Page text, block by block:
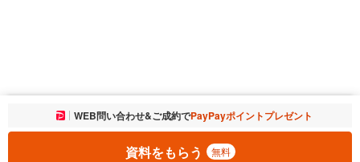
お気に入りに追加しました。 一覧を開く
WEB問い合わせ&ご成約でPayPayポイントプレゼント
資料をもらう 無料